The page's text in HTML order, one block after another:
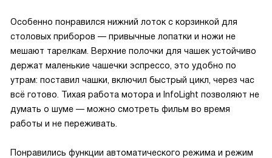
Особенно понравился нижний лоток с корзинкой для
столовых приборов — привычные лопатки и ножи не
мешают тарелкам. Верхние полочки для чашек устойчиво
держат маленькие чашечки эспрессо, это удобно по
утрам: поставил чашки, включил быстрый цикл, через час
всё готово. Тихая работа мотора и InfoLight позволяют не
думать о шуме — можно смотреть фильм во время
работы и не переживать.
Понравились функции автоматического режима и режим